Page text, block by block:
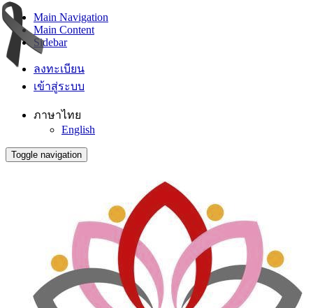
Main Navigation
Main Content
Sidebar
ลงทะเบียน
เข้าสู่ระบบ
ภาษาไทย
English
Toggle navigation